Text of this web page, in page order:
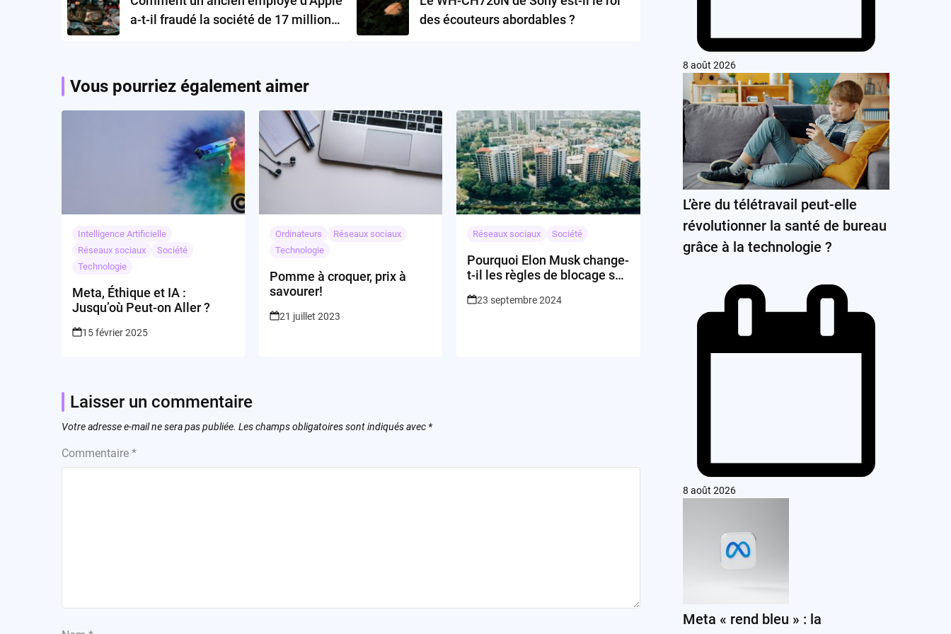
a-t-il fraudé la société de 17 millions
des écouteurs abordables ?
Vous pourriez également aimer
Intelligence Artificielle
Réseaux sociaux
Société
Technologie
Meta, Éthique et IA :
Jusqu’où Peut-on Aller ?
15 février 2025
Ordinateurs
Réseaux sociaux
Technologie
Pomme à croquer, prix à
savourer!
21 juillet 2023
Réseaux sociaux Société
Pourquoi Elon Musk change-
t-il les règles de blocage sur
23 septembre 2024
Laisser un commentaire
Votre adresse e-mail ne sera pas publiée. Les champs obligatoires sont indiqués avec *
Commentaire *
8 août 2026
L’ère du télétravail peut-elle
révolutionner la santé de bureau
grâce à la technologie ?
8 août 2026
Meta « rend bleu » : la